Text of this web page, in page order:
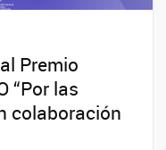
Premio
“Por las
colaboración